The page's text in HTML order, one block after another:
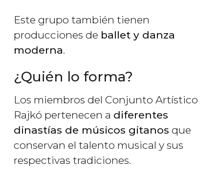
Este grupo también tienen
producciones de ballet y danza
moderna.
¿Quién lo forma?
Los miembros del Conjunto Artístico
Rajkó pertenecen a diferentes
dinastías de músicos gitanos que
conservan el talento musical y sus
respectivas tradiciones.